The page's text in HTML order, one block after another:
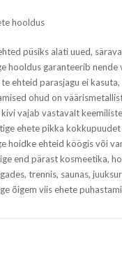
hooldus
püsiks alati uued,
hooldus garanteerib nende
te ehteid parasjagu ei
ohud on
kivi vajab vastavalt
ehete pikka
hoidke ehteid köögis või
end pärast kosmeetika,
trennis, saunas,
õigem viis ehete